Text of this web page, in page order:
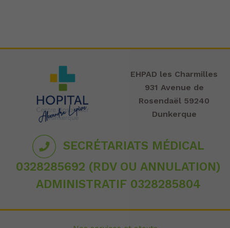
EHPAD les Charmilles
931 Avenue de
Rosendaël 59240
Dunkerque
SECRÉTARIATS MÉDICAL
0328285692 (RDV OU ANNULATION)
ADMINISTRATIF 0328285804